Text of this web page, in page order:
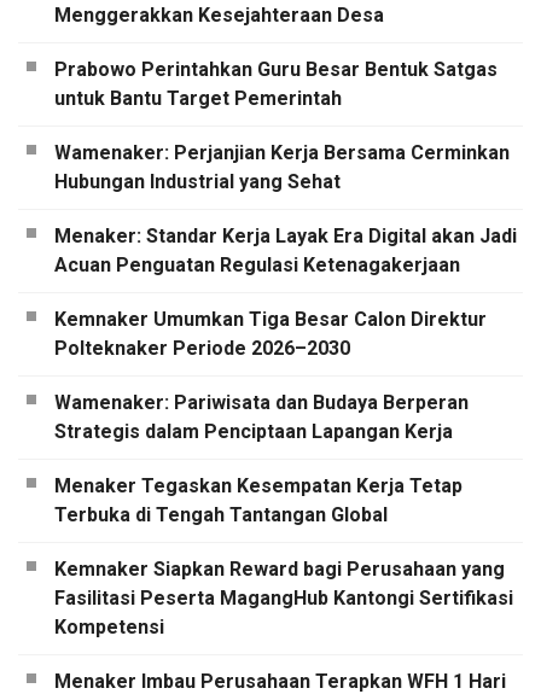
Menggerakkan Kesejahteraan Desa
Prabowo Perintahkan Guru Besar Bentuk Satgas
untuk Bantu Target Pemerintah
Wamenaker: Perjanjian Kerja Bersama Cerminkan
Hubungan Industrial yang Sehat
Menaker: Standar Kerja Layak Era Digital akan Jadi
Acuan Penguatan Regulasi Ketenagakerjaan
Kemnaker Umumkan Tiga Besar Calon Direktur
Polteknaker Periode 2026–2030
Wamenaker: Pariwisata dan Budaya Berperan
Strategis dalam Penciptaan Lapangan Kerja
Menaker Tegaskan Kesempatan Kerja Tetap
Terbuka di Tengah Tantangan Global
Kemnaker Siapkan Reward bagi Perusahaan yang
Fasilitasi Peserta MagangHub Kantongi Sertifikasi
Kompetensi
Menaker Imbau Perusahaan Terapkan WFH 1 Hari